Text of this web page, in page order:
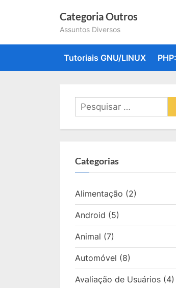
Categoria Outros
Assuntos Diversos
Tutoriais GNU/LINUX
Pesquisar
por:
Categorias
Alimentação (2)
Android (5)
Animal (7)
Automóvel (8)
Avaliação de Usuários (4)